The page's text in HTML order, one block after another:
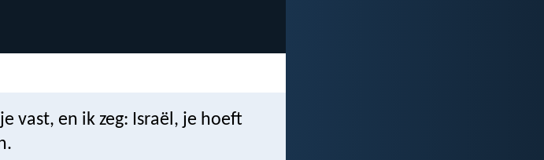
vast, en ik zeg: Israël, je hoeft